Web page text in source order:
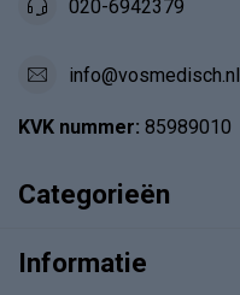
020-6942379
info@vosmedisch.nl
KVK nummer: 85989010
Categorieën
Informatie